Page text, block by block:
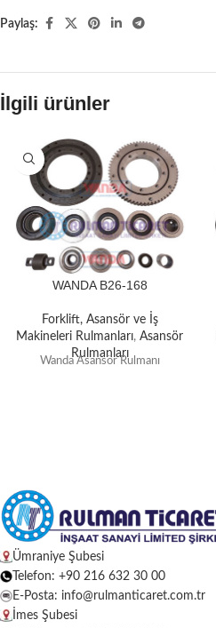
Paylaş:
İlgili ürünler
WANDA B26-168
Forklift, Asansör ve İş
Makineleri Rulmanları, Asansör
Rulmanları
Wanda Asansör Rulmanı
Ümraniye Şubesi
Telefon: +90 216 632 30 00
E-Posta: info@rulmanticaret.com.tr
İmes Şubesi